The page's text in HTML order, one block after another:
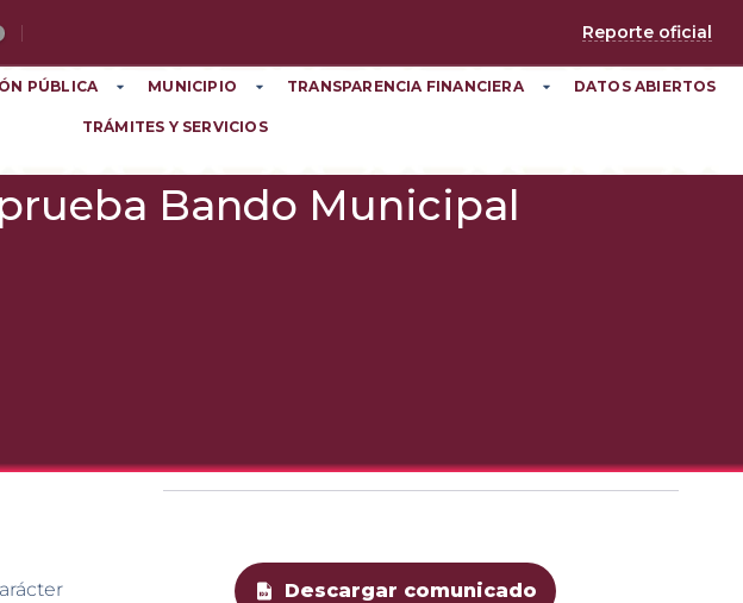
Reporte oficial
PÚBLICA MUNICIPIO TRANSPARENCIA FINANCIERA DATOS ABIERTOS
TRÁMITES Y SERVICIOS
Bando Municipal
Descargar comunicado